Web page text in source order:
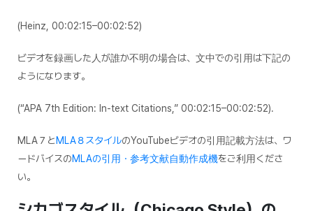
(Heinz, 00:02:15–00:02:52)
ビデオを録画した人が誰か不明の場合は、文中での引用は下記の
ようになります。
(“APA 7th Edition: In-text Citations,” 00:02:15–00:02:52).
MLA７とMLA８スタイルのYouTubeビデオの引用記載方法は、ワ
ードバイスのMLAの引用・参考文献自動作成機をご利用くださ
い。